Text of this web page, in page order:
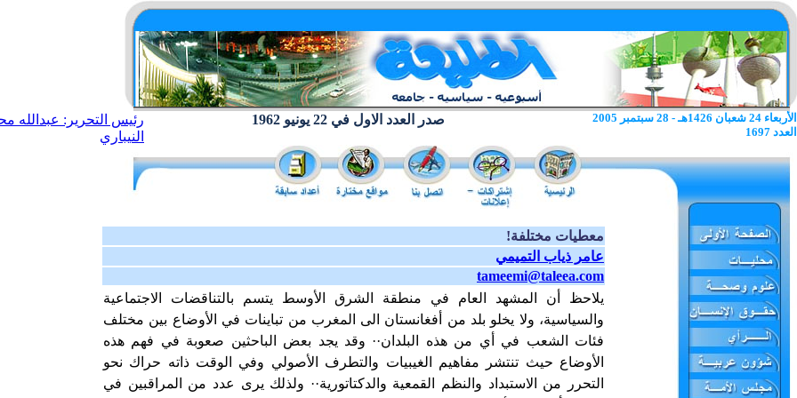
رئيس التحرير: عبدالله
النيباري
صدر العدد الاول في 22 يونيو 1962
الأربعاء 24 شعبان 1426هـ - 28 سبتمبر 2005
العدد 1697
معطيات مختلفة!
عامر ذياب التميمي
tameemi@taleea.com
يلاحظ أن المشهد العام في منطقة الشرق الأوسط يتسم بالتناقضات الاجتماعية
والسياسية، ولا يخلو بلد من أفغانستان الى المغرب من تباينات في الأوضاع بين مختلف
فئات الشعب في أي من هذه البلدان·· وقد يجد بعض الباحثين صعوبة في فهم هذه
الأوضاع حيث تنتشر مفاهيم الغيبيات والتطرف الأصولي وفي الوقت ذاته حراك نحو
التحرر من الاستبداد والنظم القمعية والدكتاتورية·· ولذلك يرى عدد من المراقبين في